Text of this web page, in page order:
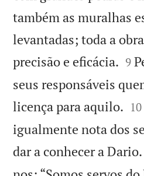
também as muralhas
levantadas; toda a
precisão e eficácia. 

9
seus responsáveis
licença para aquilo. 

10
igualmente nota dos
dar a conhecer a Dario.